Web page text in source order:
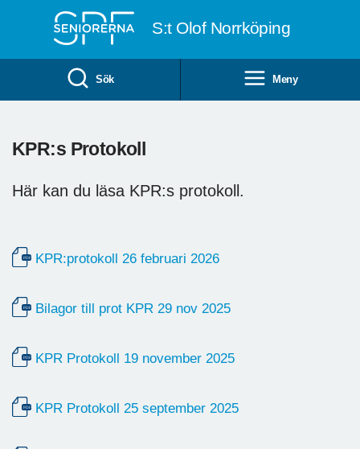
S:t Olof Norrköping
Sök Meny
KPR:s Protokoll
Här kan du läsa KPR:s protokoll.
KPR:protokoll 26 februari 2026
Bilagor till prot KPR 29 nov 2025
KPR Protokoll 19 november 2025
KPR Protokoll 25 september 2025